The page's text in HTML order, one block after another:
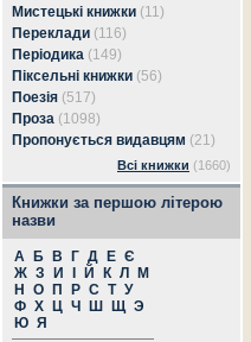
Мистецькі книжки (11)
Переклади (116)
Періодика (149)
Піксельні книжки (56)
Поезія (517)
Проза (1098)
Пропонується видавцям (21)
Всі книжки (1660)
Книжки за першою літерою
назви
А Б В Г Д Е Є
Ж З И Й К Л
М
Н
О П Р С Т У
Ф Х Ц Ч Ш Щ Э
Ю Я